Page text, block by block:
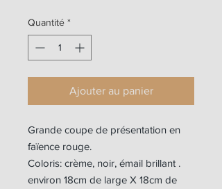
Quantité *
Ajouter au panier
Grande coupe de présentation en
faïence rouge.
Coloris: crème, noir, émail brillant .
environ 18cm de large X 18cm de